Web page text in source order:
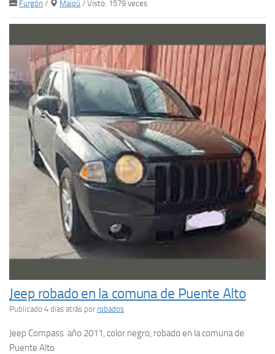
Furgón / Maipú / Visto: 1579 veces
Jeep robado en la comuna de Puente Alto
Publicado 4 días atrás por robados
Jeep Compass año 2011, color negro, robado en la comuna de
Puente Alto